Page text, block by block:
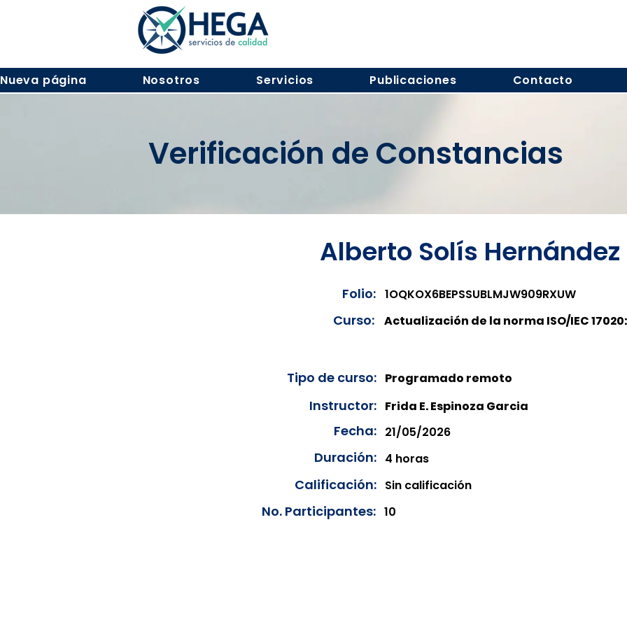
Nueva página Nosotros Servicios Publicaciones Contacto
Verificación de Constancias
Alberto Solís Hernández
Folio: 1OQKOX6BEPSSUBLMJW909RXUW
Curso: Actualización de la norma ISO/IEC
Tipo de curso: Programado remoto
Instructor: Frida E. Espinoza Garcia
Fecha: 21/05/2026
Duración: 4 horas
Calificación: Sin calificación
No. Participantes: 10